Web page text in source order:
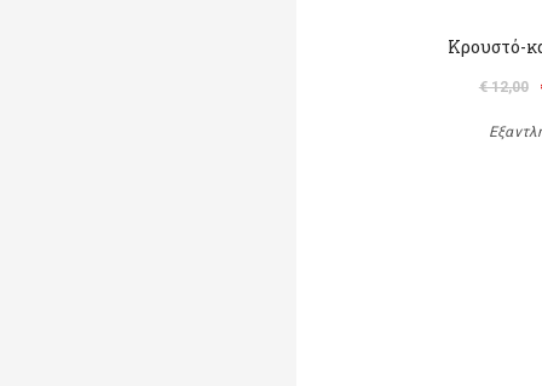
Κρουστό-
€ 12,00